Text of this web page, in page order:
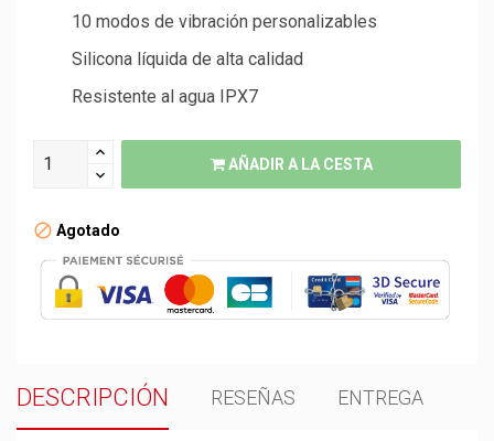
10 modos de vibración personalizables
Silicona líquida de alta calidad
Resistente al agua IPX7
AÑADIR A LA CESTA
Agotado
DESCRIPCIÓN RESEÑAS ENTREGA